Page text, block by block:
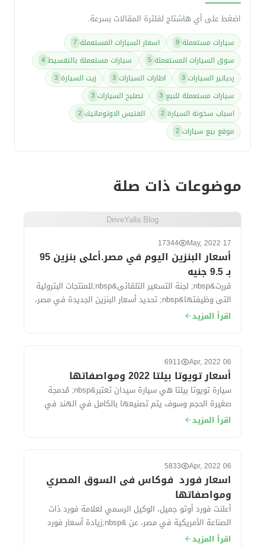
اضغط على أي هاشتاج لفلترة المقالات بسرعة.
سيارات مستعملة 9 اسعار السيارات المستعملة 7
سوق السيارات المستعملة 5 سيارات مستعملة بالتقسيط 4
ردياتير السيارات 3 اطارات السيارات 3 زيت السيارة 3
سيارات مستعملة للبيع 3 تصليح السيارات 3
اسباب سخونة السيارة 2 الفتيس الاوتوماتيك 2
موقع بيع سيارات 2
موضوعات ذات صلة
DriveYalla Blog
17 May, 2022
17344
أسعار البنزين اليوم في مصر.أعلى بنزين 95
بـ 9.5 جنيه
قررت&nbsp; لجنة التسعير التلقائى&nbsp;للمنتجات البترولية
التى وظيفتها&nbsp; تحديد أسعار البنزين الجديدة في مصر،
وقد تهدف لجنة التسعير إلى تح...
اقرأ المزيد
06 Apr, 2022
6911
أسعار تويوتا بيلتا 2022 ومواصفاتها
سيارة تويوتا بيلتا هي سيارة سيدان تعتبر&nbsp; مُدمجة
صغيرة الحجم وسوف يتم تصنيعها بالكامل في الهند في
مصانع شركة سوزوكى ، حيث&nbsp; تُقدم ال...
اقرأ المزيد
06 Apr, 2022
5833
اسعار فورد فوكاس فى السوق المصري
ومواصفاتها
أعلنت فورد أوتو جميل، الوكيل الرسمي لعلامة فورد ذات
الصناعة الأمريكية في مصر، عن &nbsp;زيادة أسعار فورد
فوكاس موديل 2022 بقيمة 50 ألف جنيه خ...
اقرأ المزيد